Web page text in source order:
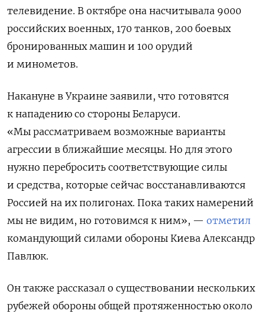
телевидение. В октябре она насчитывала 9000
российских военных, 170 танков, 200 боевых
бронированных машин и 100 орудий
и минометов.
Накануне в Украине заявили, что готовятся
к нападению со стороны Беларуси.
«Мы рассматриваем возможные варианты
агрессии в ближайшие месяцы. Но для этого
нужно перебросить соответствующие силы
и средства, которые сейчас восстанавливаются
Россией на их полигонах. Пока таких намерений
мы не видим, но готовимся к ним», — отметил
командующий силами обороны Киева Александр
Павлюк.
Он также рассказал о существовании нескольких
рубежей обороны общей протяженностью около